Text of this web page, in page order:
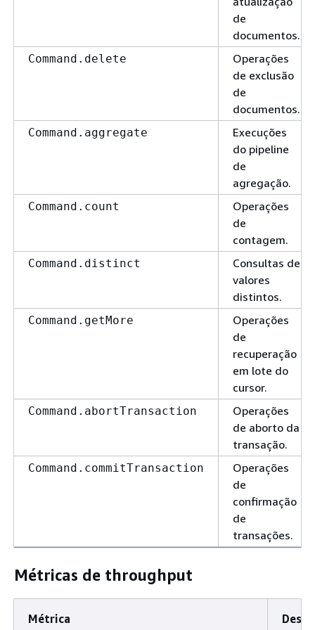
de
documentos.
Command.delete
Operações
de exclusão
de
documentos.
Command.aggregate
Execuções
do pipeline
de
agregação.
Command.count
Operações
de
contagem.
Command.distinct
Consultas de
valores
distintos.
Command.getMore
Operações
de
recuperação
em lote do
cursor.
Command.abortTransaction
Operações
de aborto da
transação.
Command.commitTransaction
Operações
de
confirmação
de
transações.
Métricas de throughput
Métrica